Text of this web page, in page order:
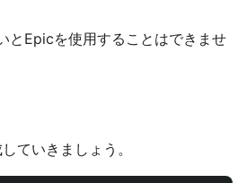
とEpicを使用することはできませ
ていきましょう。